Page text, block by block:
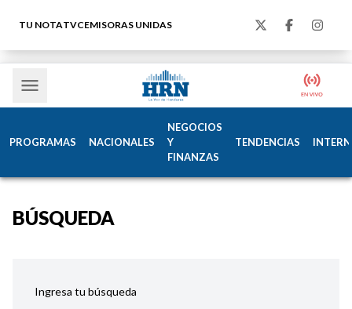
TU NOTATVCEMISORAS UNIDAS
PROGRAMAS NACIONALES
NEGOCIOS
Y
FINANZAS
TENDENCIAS
BÚSQUEDA
Ingresa tu búsqueda